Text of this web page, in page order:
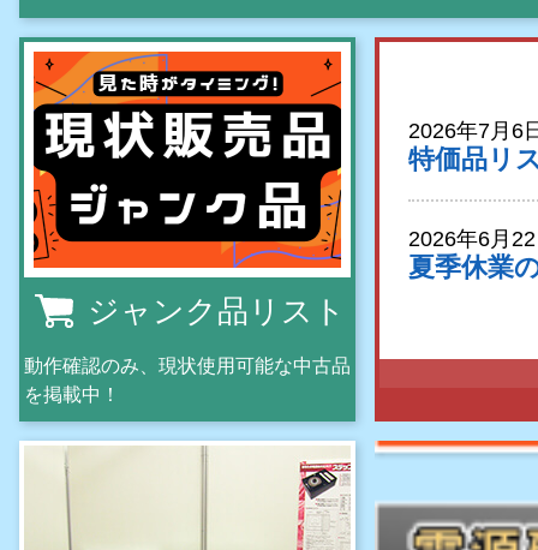
Sennheiser
税込販売価格
DNA 40-X
税込販売価格
ジャンク品リスト
動作確認のみ、現状使用可能な中古品
を掲載中！
2026年7月6
特価品リ
2026年6月
夏季休業